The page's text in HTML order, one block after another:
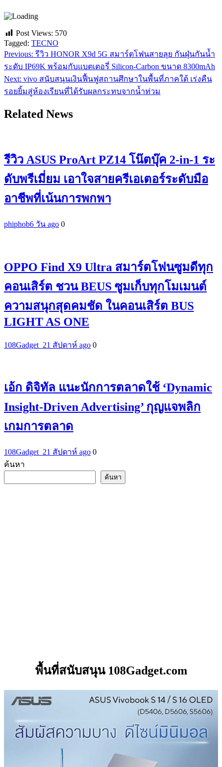
Post Views: 570
Tagged: TECNO
แนะแนว
เรื่อง
Previous: รีวิว HONOR X9d 5G สมาร์ตโฟนสายลุย กันฝุ่นกันน้ำ
ระดับ IP69K พร้อมกับแบตเตอรี่ Silicon-Carbon ขนาด 8300mAh
Next: vivo สนับสนุนเงินฟื้นฟูสถานศึกษาในพื้นที่ภาคใต้ เร่งคืน
รอยยิ้มสู่ห้องเรียนที่ได้รับผลกระทบจากน้ำท่วม
Related News
รีวิว ASUS ProArt PZ14 โน๊ตบุ๊ค 2-in-1 ระ
ดับพรีเมี่ยม เอาใจสายครีเอเตอร์ระดับมือ
อาชีพที่เน้นการพกพา
phiphob6 วัน ago 0
OPPO Find X9 Ultra สมาร์ตโฟนซูมดีทุก
คอนเสิร์ต ชวน BEUS ซูมเก็บทุกโมเมนต์
ความสนุกสุดคมชัด ในคอนเสิร์ต BUS
LIGHT AS ONE
108Gadget_21 สัปดาห์ ago 0
เอ้ก ดิจิทัล แนะนักการตลาดใช้ ‘Dynamic
Insight-Driven Advertising’ กุญแจพลิก
เกมการตลาด
108Gadget_21 สัปดาห์ ago 0
ค้นหา
ค้นหา
พื้นที่สนับสนุน 108Gadget.com